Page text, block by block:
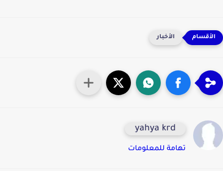
الأخبار
yahya krd
تهامة للمعلومات